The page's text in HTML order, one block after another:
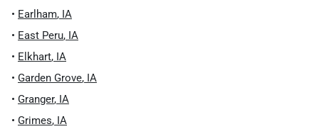
• Earlham, IA
• East Peru, IA
• Elkhart, IA
• Garden Grove, IA
• Granger, IA
• Grimes, IA